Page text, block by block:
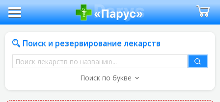
Поиск и резервирование лекарств
Поиск
лекарств
названию
Поиск по букве